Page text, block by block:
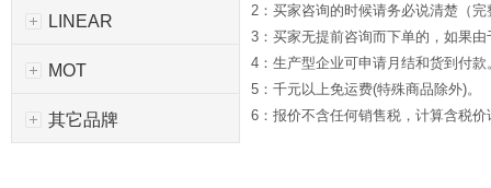
LINEAR
MOT
其它品牌
2：买家咨询的时候请务必说清楚（
3：买家无提前咨询而下单的，如果
4：生产型企业可申请月结和货到付款
5：千元以上免运费(特殊商品除外)。
6：报价不含任何销售税，计算含税价